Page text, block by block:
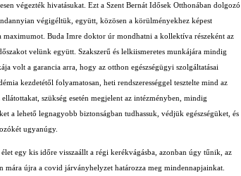
végezték hivatásukat. Ezt a Szent Bernát Idősek Otthonában dolgozó
végigéltük, együtt, közösen a körülményekhez képest
maximumot. Buda Imre doktor úr mondhatni a kollektíva részeként az
velünk együtt. Szakszerű és lelkiismeretes munkájára mindig
volt a garancia arra, hogy az otthon egészségügyi szolgáltatásai
kezdetétől folyamatosan, heti rendszerességgel tesztelte mind az
szükség esetén megjelent az intézményben, mindig
a lehető legnagyobb biztonságban tudhassuk, védjük egészségüket, és
ugyanúgy.
egy kis időre visszaállt a régi kerékvágásba, azonban úgy tűnik, az
mára újra a covid járványhelyzet határozza meg mindennapjainkat.